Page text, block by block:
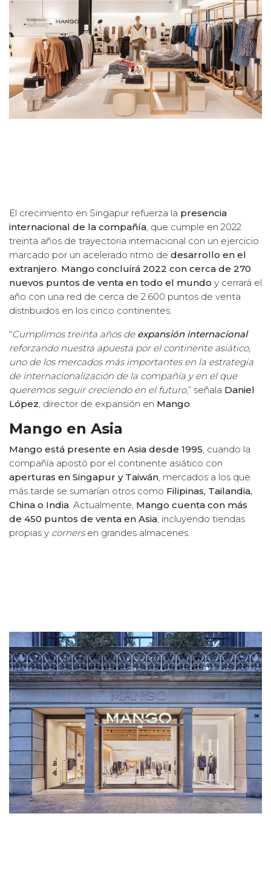
El crecimiento en Singapur refuerza la presencia
internacional de la compañía , que cumple en 2022
treinta años de trayectoria internacional con un ejercicio
marcado por un acelerado ritmo de desarrollo en el
extranjero Mango concluirá 2022 con cerca de 270
nuevos puntos de venta en todo el mundo y cerrará el
año con una red de cerca de 2.600 puntos de venta
distribuidos en los cinco continentes.
“Cumplimos treinta años de expansión internacional
reforzando nuestra apuesta por el continente asiático,
uno de los mercados más importantes en la estrategia
de internacionalización de la compañía y en el que
queremos seguir creciendo en el futuro,” señala Daniel
López , director de expansión en Mango
Mango en Asia
Mango está presente en Asia desde 1995 , cuando la
compañía apostó por el continente asiático con
aperturas en Singapur y Taiwán , mercados a los que
más tarde se sumarían otros como Filipinas, Tailandia,
China o India . Actualmente, Mango cuenta con más
de 450 puntos de venta en Asia , incluyendo tiendas
propias y cornersen grandes almacenes.